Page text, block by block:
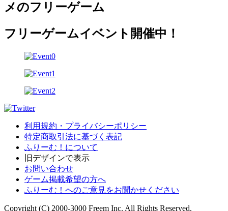
メのフリーゲーム
フリーゲームイベント開催中！
利用規約・プライバシーポリシー
特定商取引法に基づく表記
ふりーむ！について
旧デザインで表示
お問い合わせ
ゲーム掲載希望の方へ
ふりーむ！へのご意見をお聞かせください
Copyright (C) 2000-3000 Freem Inc. All Rights Reserved.